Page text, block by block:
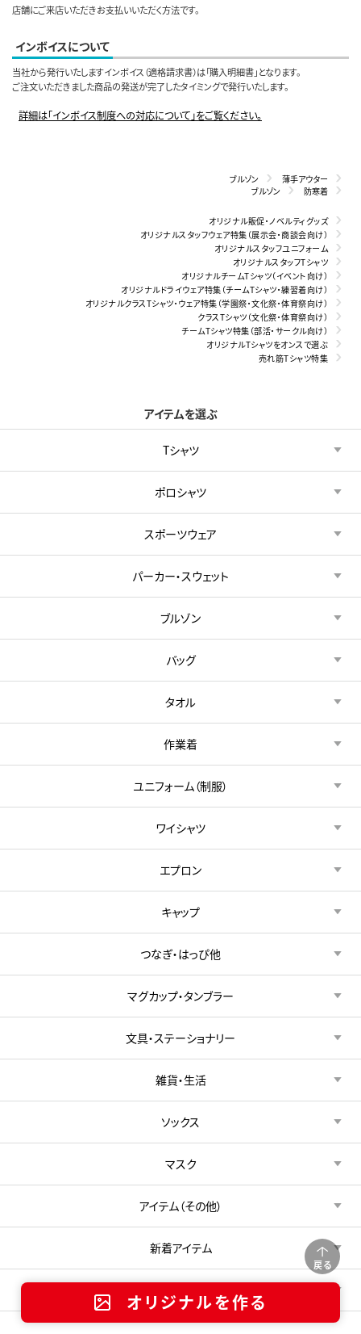
戻る
オリジナルを作る
店舗にご来店いただきお支払いいただく方法です。
インボイスについて
当社から発行いたしますインボイス（適格請求書）は「購入明細書」となります。
ご注文いただきました商品の発送が完了したタイミングで発行いたします。
詳細は「インボイス制度への対応について」をご覧ください。
ブルゾン
薄手アウター
ブルゾン
防寒着
オリジナル販促・ノベルティグッズ
オリジナルスタッフウェア特集（展示会・商談会向け）
オリジナルスタッフユニフォーム
オリジナルスタッフTシャツ
オリジナルチームTシャツ（イベント向け）
オリジナルドライウェア特集（チームTシャツ・練習着向け）
オリジナルクラスTシャツ・ウェア特集（学園祭・文化祭・体育祭向け）
クラスTシャツ（文化祭・体育祭向け）
チームTシャツ特集（部活・サークル向け）
オリジナルTシャツをオンスで選ぶ
売れ筋Tシャツ特集
アイテムを選ぶ
Tシャツ
ポロシャツ
スポーツウェア
パーカー・スウェット
ブルゾン
バッグ
タオル
作業着
ユニフォーム（制服）
ワイシャツ
エプロン
キャップ
つなぎ・はっぴ他
マグカップ・タンブラー
文具・ステーショナリー
雑貨・生活
ソックス
マスク
アイテム（その他）
新着アイテム